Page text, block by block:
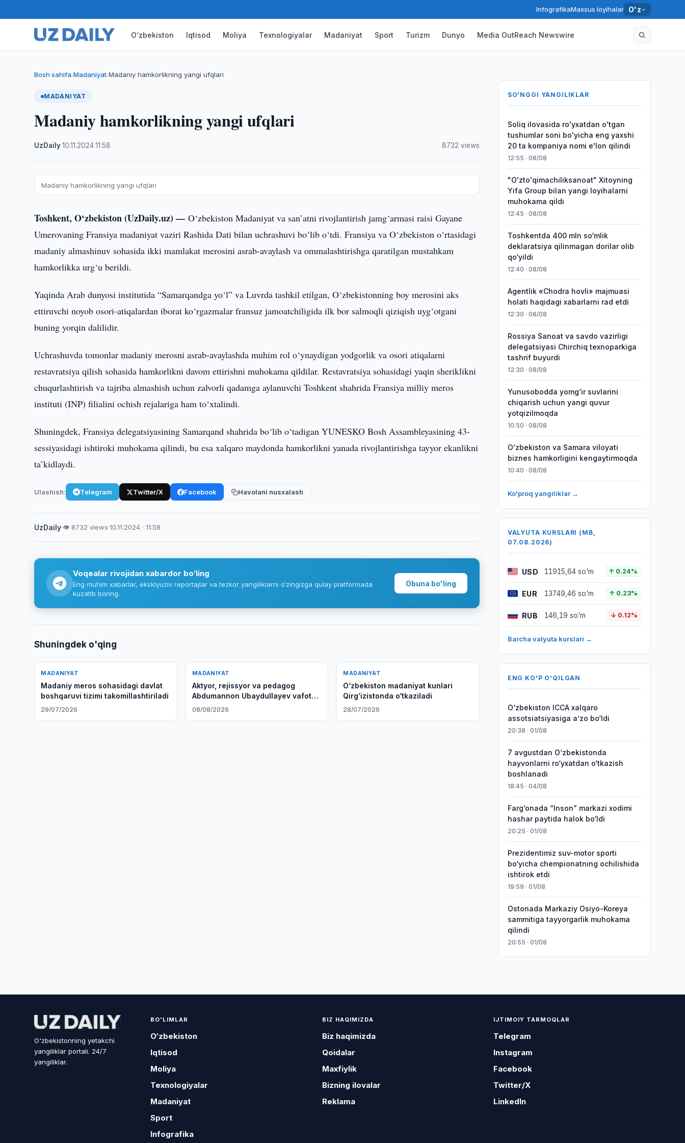
InfografikaMaxsus loyihalar O'z
O‘zbekiston Iqtisod Moliya Texnologiyalar Madaniyat Sport Turizm Dunyo Media OutReach Newswire
Bosh sahifa›Madaniyat›Madaniy hamkorlikning yangi ufqlari
MADANIYAT
Madaniy hamkorlikning yangi ufqlari
UzDaily·10.11.2024·11:58 8732 views
Madaniy hamkorlikning yangi ufqlari
Toshkent, O‘zbekiston (UzDaily.uz) —O‘zbekiston Madaniyat va san’atni rivojlantirish jamg‘armasi raisi Gayane
Umerovaning Fransiya madaniyat vaziri Rashida Dati bilan uchrashuvi bo‘lib o‘tdi. Fransiya va O‘zbekiston o‘rtasidagi
madaniy almashinuv sohasida ikki mamlakat merosini asrab-avaylash va ommalashtirishga qaratilgan mustahkam
hamkorlikka urg‘u berildi.
Yaqinda Arab dunyosi institutida “Samarqandga yo‘l” va Luvrda tashkil etilgan, O‘zbekistonning boy merosini aks
ettiruvchi noyob osori-atiqalardan iborat ko‘rgazmalar fransuz jamoatchiligida ilk bor salmoqli qiziqish uyg‘otgani
buning yorqin dalilidir.
Uchrashuvda tomonlar madaniy merosni asrab-avaylashda muhim rol o‘ynaydigan yodgorlik va osori atiqalarni
restavratsiya qilish sohasida hamkorlikni davom ettirishni muhokama qildilar. Restavratsiya sohasidagi yaqin sheriklikni
chuqurlashtirish va tajriba almashish uchun zalvorli qadamga aylanuvchi Toshkent shahrida Fransiya milliy meros
instituti (INP) filialini ochish rejalariga ham to‘xtalindi.
Shuningdek, Fransiya delegatsiyasining Samarqand shahrida bo‘lib o‘tadigan YUNESKO Bosh Assambleyasining 43-
sessiyasidagi ishtiroki muhokama qilindi, bu esa xalqaro maydonda hamkorlikni yanada rivojlantirishga tayyor ekanlikni
ta’kidlaydi.
Ulashish: Telegram Twitter/X Facebook Havolani nusxalash
UzDaily·👁 8732 views·10.11.2024 · 11:58
Voqealar rivojidan xabardor bo‘ling
Eng muhim xabarlar, eksklyuziv reportajlar va tezkor yangiliklarni o‘zingizga qulay platformada
kuzatib boring.
Obuna bo'ling
Shuningdek o'qing
MADANIYAT
Madaniy meros sohasidagi davlat
boshqaruvi tizimi takomillashtiriladi
29/07/2026
MADANIYAT
Aktyor, rejissyor va pedagog
Abdumannon Ubaydullayev vafot
etdi
08/08/2026
MADANIYAT
O‘zbekiston madaniyat kunlari
Qirg‘izistonda o‘tkaziladi
28/07/2026
SO'NGGI YANGILIKLAR
Soliq ilovasida ro'yxatdan o'tgan
tushumlar soni bo'yicha eng yaxshi
20 ta kompaniya nomi e'lon qilindi
12:55 · 08/08
"O'zto'qimachiliksanoat" Xitoyning
Yifa Group bilan yangi loyihalarni
muhokama qildi
12:45 · 08/08
Toshkentda 400 mln so‘mlik
deklaratsiya qilinmagan dorilar olib
qo‘yildi
12:40 · 08/08
Agentlik «Chodra hovli» majmuasi
holati haqidagi xabarlarni rad etdi
12:30 · 08/08
Rossiya Sanoat va savdo vazirligi
delegatsiyasi Chirchiq texnoparkiga
tashrif buyurdi
12:30 · 08/08
Yunusobodda yomg‘ir suvlarini
chiqarish uchun yangi quvur
yotqizilmoqda
10:50 · 08/08
Oʻzbekiston va Samara viloyati
biznes hamkorligini kengaytirmoqda
10:40 · 08/08
Ko'proq yangiliklar →
VALYUTA KURSLARI (MB,
07.08.2026)
USD 11915,64 so'm ↑ 0.24%
EUR 13749,46 so'm ↑ 0.23%
RUB 146,19 so'm ↓ 0.12%
Barcha valyuta kurslari →
ENG KO'P O'QILGAN
O‘zbekiston ICCA xalqaro
assotsiatsiyasiga aʼzo bo‘ldi
20:38 · 01/08
7 avgustdan O‘zbekistonda
hayvonlarni ro‘yxatdan o‘tkazish
boshlanadi
18:45 · 04/08
Farg‘onada “Inson” markazi xodimi
hashar paytida halok bo‘ldi
20:25 · 01/08
Prezidentimiz suv-motor sporti
bo‘yicha chempionatning ochilishida
ishtirok etdi
19:59 · 01/08
Ostonada Markaziy Osiyo-Koreya
sammitiga tayyorgarlik muhokama
qilindi
20:55 · 01/08
O'zbekistonning yetakchi
yangiliklar portali. 24/7
yangiliklar.
BO'LIMLAR
O‘zbekiston
Iqtisod
Moliya
Texnologiyalar
Madaniyat
Sport
Infografika
BIZ HAQIMIZDA
Biz haqimizda
Qoidalar
Maxfiylik
Bizning ilovalar
Reklama
IJTIMOIY TARMOQLAR
Telegram
Instagram
Facebook
Twitter/X
LinkedIn